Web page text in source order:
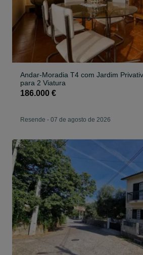
Andar-Moradia T4 com Jardim
para 2 Viatura
186.000 €
Resende - 07 de agosto de 2026